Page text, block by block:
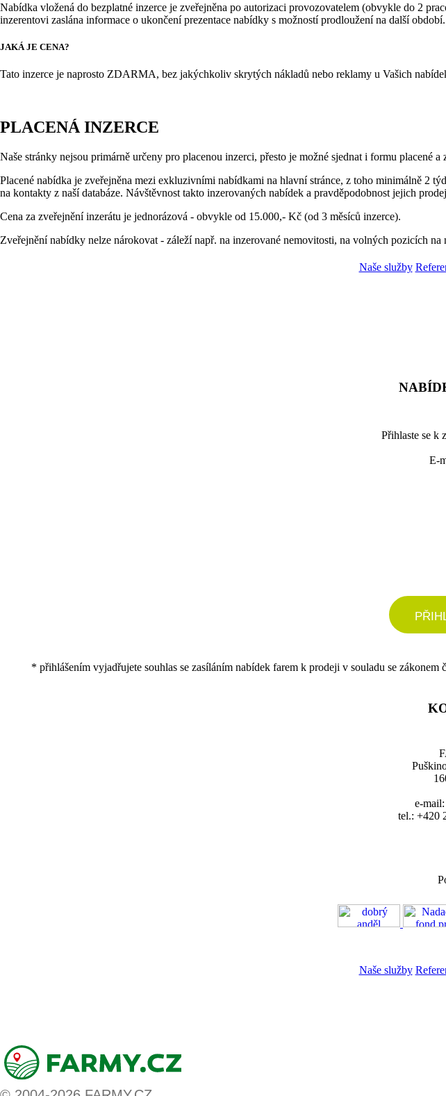
Nabídka vložená do bezplatné inzerce je zveřejněna po autorizaci provozovatelem (obvykle do 2
inzerentovi zaslána informace o ukončení prezentace nabídky s možností prodloužení na další období.
JAKÁ JE CENA?
Tato inzerce je naprosto ZDARMA, bez jakýchkoliv skrytých nákladů nebo reklamy u Vašich
PLACENÁ INZERCE
Naše stránky nejsou primárně určeny pro placenou inzerci, přesto je možné sjednat i formu placené a
Placené nabídka je zveřejněna mezi exkluzivními nabídkami na hlavní stránce, z toho minimálně 2
na kontakty z naší databáze. Návštěvnost takto inzerovaných nabídek a pravděpodobnost jejich
Cena za zveřejnění inzerátu je jednorázová - obvykle od 15.000,- Kč (od 3 měsíců inzerce).
Zveřejnění nabídky nelze nárokovat - záleží např. na inzerované nemovitosti, na volných pozicích
Naše služby
Přihlaste se k
E-
* přihlášením vyjadřujete souhlas se zasíláním nabídek farem k prodeji v souladu se
e-
tel.: +420
Naše služby